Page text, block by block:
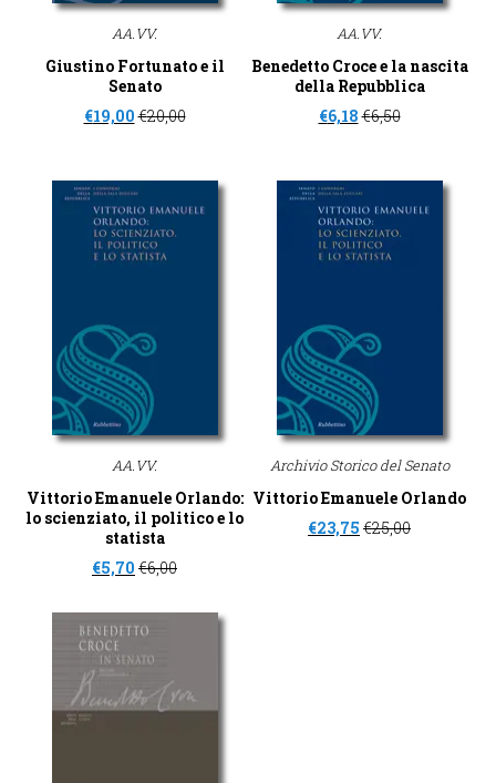
AA.VV.
Giustino Fortunato e il
Senato
€19,00€20,00
AA.VV.
Benedetto Croce e la nascita
della Repubblica
€6,18€6,50
AA.VV.
Vittorio Emanuele Orlando:
lo scienziato, il politico e lo
statista
€5,70 €6,00
Archivio Storico del Senato
Vittorio Emanuele Orlando
€23,75 €25,00